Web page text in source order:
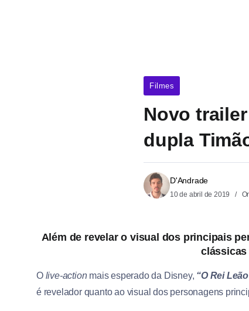
Filmes
Novo
dupla
D'Andrade
10 de abril de 2019
Além de revelar o visual dos principais
clássicas
O live-actionmais esperado da Disney, “O Rei
é revelador quanto ao visual dos personagens